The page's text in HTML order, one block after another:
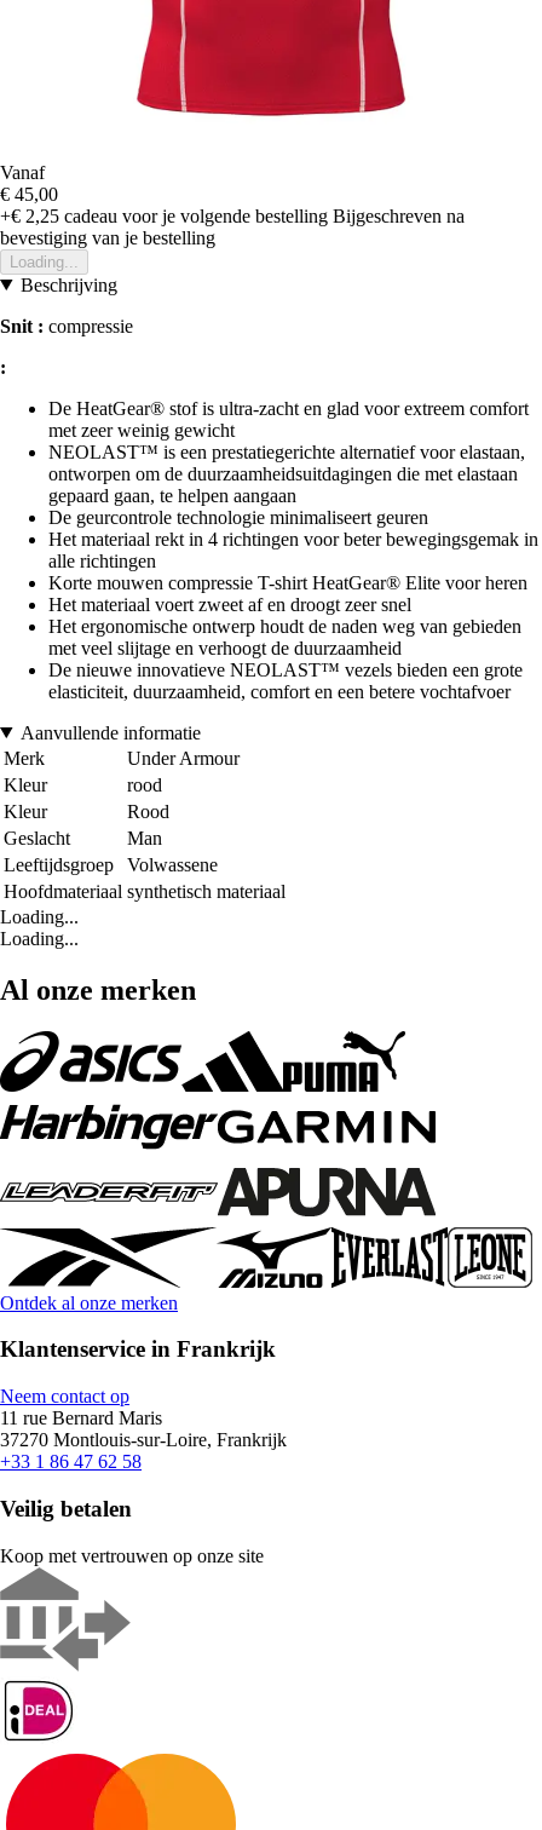
Vanaf
€ 45,00
+€ 2,25 cadeau voor je volgende bestelling Bijgeschreven na
bevestiging van je bestelling
Loading...
Beschrijving
Snit : compressie
:
De HeatGear® stof is ultra-zacht en glad voor extreem comfort
met zeer weinig gewicht
NEOLAST™ is een prestatiegerichte alternatief voor elastaan,
ontworpen om de duurzaamheidsuitdagingen die met elastaan
gepaard gaan, te helpen aangaan
De geurcontrole technologie minimaliseert geuren
Het materiaal rekt in 4 richtingen voor beter bewegingsgemak in
alle richtingen
Korte mouwen compressie T-shirt HeatGear® Elite voor heren
Het materiaal voert zweet af en droogt zeer snel
Het ergonomische ontwerp houdt de naden weg van gebieden
met veel slijtage en verhoogt de duurzaamheid
De nieuwe innovatieve NEOLAST™ vezels bieden een grote
elasticiteit, duurzaamheid, comfort en een betere vochtafvoer
Aanvullende informatie
Merk
Under Armour
Kleur
rood
Kleur
Rood
Geslacht
Man
Leeftijdsgroep
Volwassene
Hoofdmateriaal synthetisch materiaal
Loading...
Loading...
Al onze merken
Ontdek al onze merken
Klantenservice in Frankrijk
Neem contact op
11 rue Bernard Maris
37270 Montlouis-sur-Loire, Frankrijk
+33 1 86 47 62 58
Veilig betalen
Koop met vertrouwen op onze site